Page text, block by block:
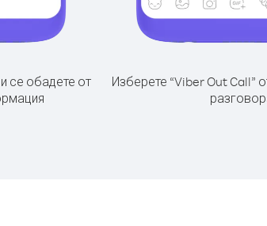
се обадете от
Изберете “Viber Out Call”